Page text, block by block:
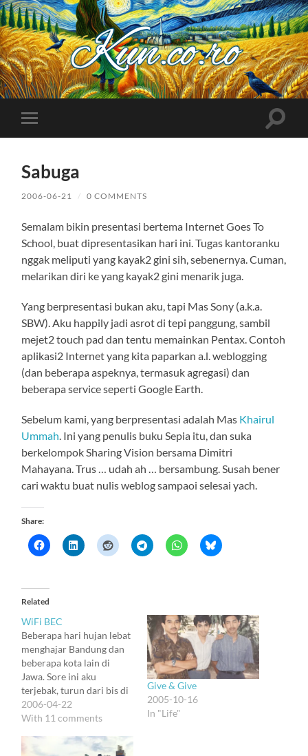
Kuncoro++
Toggle
mobile
Toggle
Sabuga
2006-06-21 / 0 COMMENTS
Semalam bikin presentasi bertema Internet Goes To
School, buat dipresentasikan hari ini. Tugas kantoranku
nggak meliputi yang kayak2 gini sih, sebenernya. Cuman,
melarikan diri ke yang kayak2 gini menarik juga.
Yang berpresentasi bukan aku, tapi Mas Sony (a.k.a.
SBW). Aku happily jadi asrot di tepi panggung, sambil
mejet2 touch pad dan tentu memainkan Pentax. Contoh
aplikasi2 Internet yang kita paparkan a.l. weblogging
(dan beberapa aspeknya, termasuk agregasi) dan
beberapa service seperti Google Earth.
Sebelum kami, yang berpresentasi adalah Mas Khairul
Ummah . Ini yang penulis buku Sepia itu, dan suka
berkelompok Sharing Vision bersama Dimitri
Mahayana. Trus … udah ah … bersambung. Susah bener
cari waktu buat nulis weblog sampaoi selesai yach.
Share:
Related
WiFi BEC
Beberapa hari hujan lebat
menghajar Bandung dan
beberapa kota lain di
Jawa. Sore ini aku
terjebak, turun dari bis di
Pasirkoja, naik angkot,
dan mulai disambut hujan
bermetamorfosis (duh)
2006-04-22
With 11 comments
Give & Give
2005-10-16
In "Life"